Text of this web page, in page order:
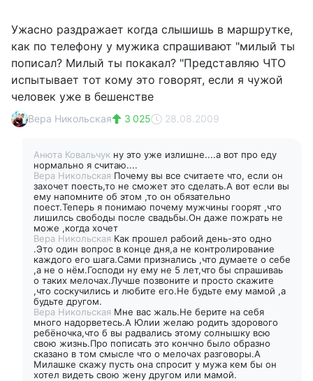
Ужасно раздражает когда слышишь в маршрутке,
как по телефону у мужика спрашивают "милый ты
пописал? Милый ты покакал? "Представляю ЧТО
испытывает тот кому это говорят, если я чужой
человек уже в бешенстве
Вера Никольская 3 025 28.08.2009
Анюта Ковальчук ну это уже излишне....а вот про еду
нормально я считаю....
Вера Никольская Почему вы все считаете что, если он
захочет поесть,то не сможет это сделать.А вот если вы
ему напомните об этом ,то он обязательно
поест.Теперь я понимаю почему мужчины гоорят ,что
лишилсь свободы после свадьбы.Он даже пожрать не
може ,когда хочет
Вера Никольская Как прошел рабоий день-это одно
.Это один вопрос в конце дня,а не контролирование
каждого его шага.Сами признались ,что думаете о себе
,а не о нём.Господи ну ему не 5 лет,что бы спрашиваь
о таких мелочах.Лучше позвоните и просто скажите
,что соскучились и любите его.Не будьте ему мамой ,а
будьте другом.
Вера Никольская Мне вас жаль.Не берите на себя
много надорветесь.А Юлии желаю родить здорового
ребёночка,что б вы радвались этому солнышку всю
свою жизнь.Про пописать это кончно было образно
сказано в том смысле что о мелочах разговоры.А
Милашке скажу пусть она спросит у мужа кем бы он
хотел видеть свою жену другом или мамой.